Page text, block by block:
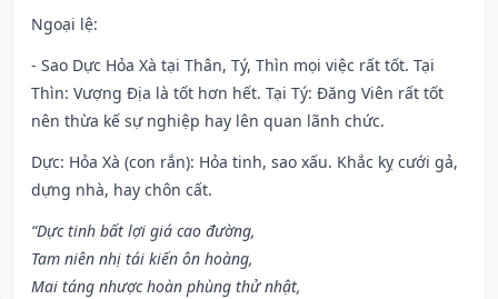
Ngoại lệ:
- Sao Dực Hỏa Xà tại Thân, Tý, Thìn mọi việc rất tốt. Tại
Thìn: Vượng Địa là tốt hơn hết. Tại Tý: Đăng Viên rất tốt
nên thừa kế sự nghiệp hay lên quan lãnh chức.
Dực: Hỏa Xà (con rắn): Hỏa tinh, sao xấu. Khắc kỵ cưới gả,
dựng nhà, hay chôn cất.
“Dực tinh bất lợi giá cao đường,
Tam niên nhị tái kiến ôn hoàng,
Mai táng nhược hoàn phùng thử nhật,